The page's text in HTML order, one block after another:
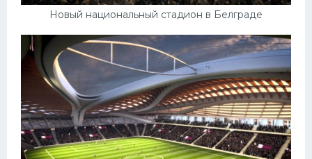
Новый национальный стадион в Белграде